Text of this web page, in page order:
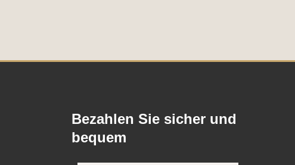
Bezahlen Sie sicher und
bequem